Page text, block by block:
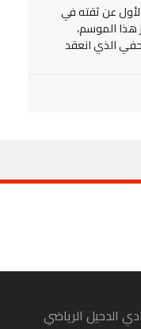
عن ثقته في
هذا الموسم،
الذي انعقد
الدحيل الرياضي